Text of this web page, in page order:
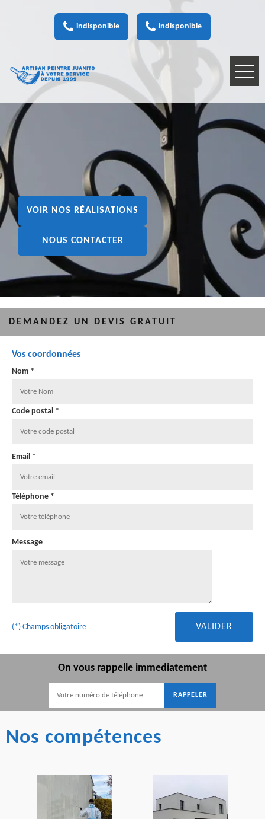
indisponible indisponible
VOIR NOS RÉALISATIONS
NOUS CONTACTER
DEMANDEZ UN DEVIS GRATUIT
Vos coordonnées
Nom *
Code postal *
Email *
Téléphone *
Message
(*) Champs obligatoire
On vous rappelle immediatement
Nos compétences